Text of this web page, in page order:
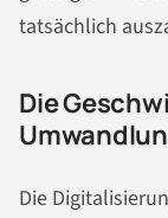
tatsächlich
Die
Die